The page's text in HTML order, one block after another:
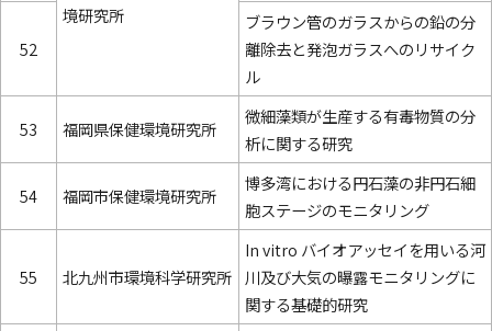
境研究所
52
ブラウン管のガラスからの鉛の分
離除去と発泡ガラスへのリサイク
ル
53 福岡県保健環境研究所
微細藻類が生産する有毒物質の分
析に関する研究
54 福岡市保健環境研究所
博多湾における円石藻の非円石細
胞ステージのモニタリング
55 北九州市環境科学研究所
In vitro バイオアッセイを用いる河
川及び大気の曝露モニタリングに
関する基礎的研究